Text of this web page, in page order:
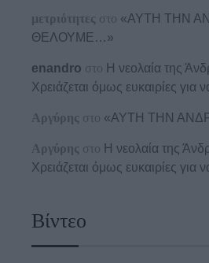
μετριότητες στο «ΑΥΤΗ ΤΗΝ
ΘΕΛΟΥΜΕ…»
enandro στο Η νεολαία της
Χρειάζεται όμως ευκαιρίες για
Αργύρης στο «ΑΥΤΗ ΤΗΝ
Αργύρης στο Η νεολαία της
Χρειάζεται όμως ευκαιρίες για
Βίντεο